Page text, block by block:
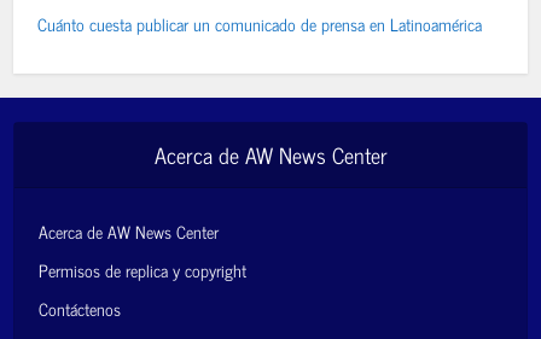
Cuánto cuesta publicar un comunicado de prensa en Latinoamérica
Acerca de AW News Center
Acerca de AW News Center
Permisos de replica y copyright
Contáctenos